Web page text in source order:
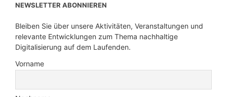
NEWSLETTER ABONNIEREN
Bleiben Sie über unsere Aktivitäten, Veranstaltungen und
relevante Entwicklungen zum Thema nachhaltige
Digitalisierung auf dem Laufenden.
Vorname